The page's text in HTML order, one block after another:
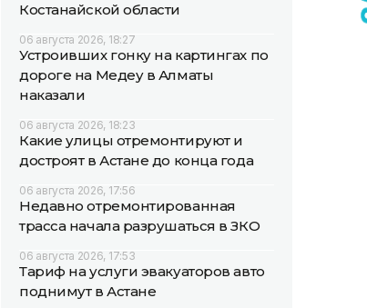
Костанайской области
06 августа 2026, 18:27
Устроивших гонку на картингах по
дороге на Медеу в Алматы
наказали
06 августа 2026, 18:23
Какие улицы отремонтируют и
достроят в Астане до конца года
06 августа 2026, 17:56
Недавно отремонтированная
трасса начала разрушаться в ЗКО
06 августа 2026, 17:53
Тариф на услуги эвакуаторов авто
поднимут в Астане